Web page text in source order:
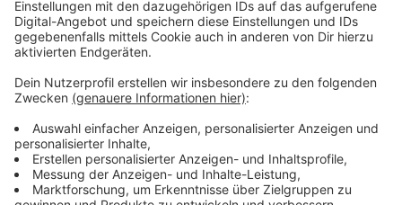
Familie, die zu einem hält, egal was passiert, und egal
was große Veränderungen im Leben anstehen. Dieser
Song ist für die Leute in unserem Leben, die immer
abnehmen, wenn man anruft, die immer an unserer
Seite stehen - und für die ich so dankbar bin", erklärt
Santos seine Motivation, diesen Song zu schreiben.
Anzeige